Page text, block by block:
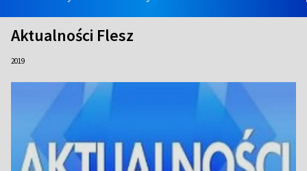
Aktualności Flesz
2019